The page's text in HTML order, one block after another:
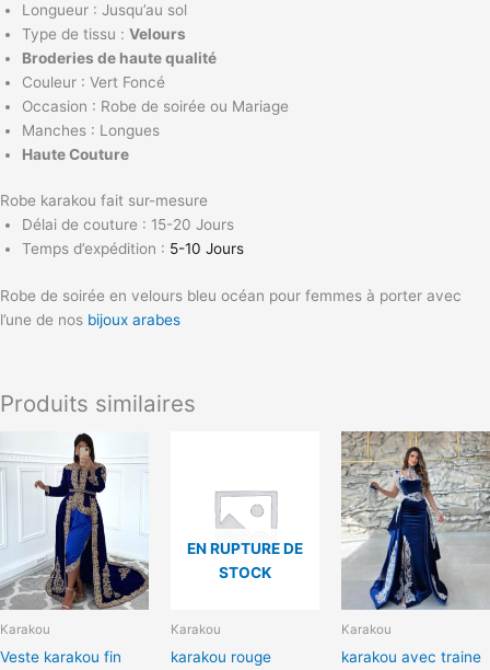
Longueur : Jusqu’au sol
Type de tissu : Velours
Broderies de haute qualité
Couleur : Vert Foncé
Occasion : Robe de soirée ou Mariage
Manches : Longues
Haute Couture
Robe karakou fait sur-mesure
Délai de couture : 15-20 Jours
Temps d’expédition : 5-10 Jours
Robe de soirée en velours bleu océan pour femmes à porter avec
l’une de nos bijoux arabes
Produits similaires
Karakou
Veste karakou fin
produit
variations.
Les
options
peuvent
être
choisies
EN RUPTURE DE
STOCK
Karakou
karakou rouge
produit
plusieurs
variations.
Les
peuvent
être
choisies
Karakou
karakou avec traine